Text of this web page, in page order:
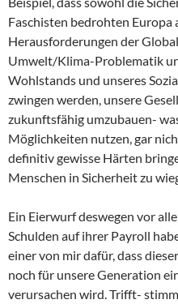
Faschisten bedrohten Europa
Herausforderungen der
Umwelt/Klima-Problematik
Wohlstands und unseres
zwingen werden, unsere
zukunftsfähig umzubauen-
Möglichkeiten nutzen, gar
definitiv gewisse Härten
Menschen in Sicherheit zu
Ein Eierwurf deswegen vor
Schulden auf ihrer Payroll
einer von mir dafür, dass
noch für unsere Generation
verursachen wird. Trifft-